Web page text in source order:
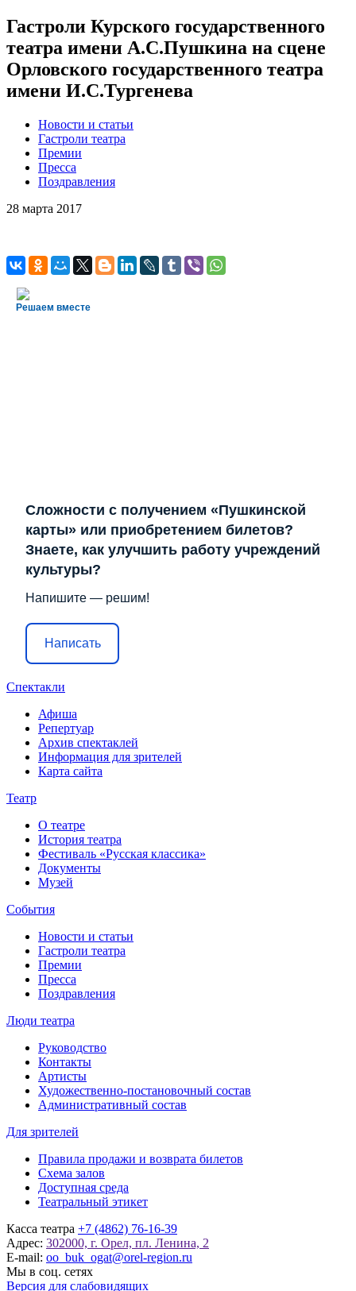
Гастроли Курского государственного
театра имени А.С.Пушкина на сцене
Орловского государственного театра
имени И.С.Тургенева
Новости и статьи
Гастроли театра
Премии
Пресса
Поздравления
28 марта 2017
Решаем вместе
Сложности с получением «Пушкинской
карты» или приобретением билетов?
Знаете, как улучшить работу учреждений
культуры?
Напишите — решим!
Написать
Спектакли
Афиша
Репертуар
Архив спектаклей
Информация для зрителей
Карта сайта
Театр
О театре
История театра
Фестиваль «Русская классика»
Документы
Музей
События
Новости и статьи
Гастроли театра
Премии
Пресса
Поздравления
Люди театра
Руководство
Контакты
Артисты
Художественно-постановочный состав
Административный состав
Для зрителей
Правила продажи и возврата билетов
Схема залов
Доступная среда
Театральный этикет
Касса театра +7 (4862) 76-16-39
Адрес: 302000, г. Орел, пл. Ленина, 2
E-mail: oo_buk_ogat@orel-region.ru
Мы в соц. сетях
Версия для слабовидящих